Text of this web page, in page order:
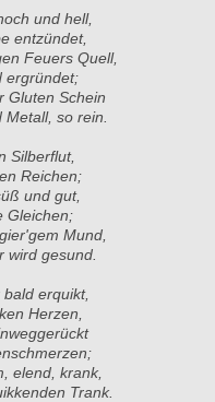
und hell,
entzündet,
Feuers Quell,
ergründet;
Gluten Schein
so rein.
Silberflut,
Reichen;
und gut,
Gleichen;
Mund,
wird gesund.
erquikt,
Herzen,
elend, krank,
Trank.